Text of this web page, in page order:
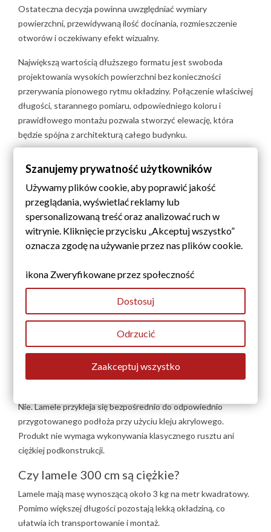
Ostateczna decyzja powinna uwzględniać wymiary
powierzchni, przewidywaną ilość docinania, rozmieszczenie
otworów i oczekiwany efekt wizualny.
Największą wartością dłuższego formatu jest swoboda
projektowania wysokich powierzchni bez konieczności
przerywania pionowego rytmu okładziny. Połączenie właściwej
długości, starannego pomiaru, odpowiedniego koloru i
prawidłowego montażu pozwala stworzyć elewację, która
będzie spójna z architekturą całego budynku.
Sprawdź dostępne warianty o długości 300 cm, porównaj
kolory i dobierz format najlepiej dopasowany do wysokości
Najczęściej zadawane pytania o lamele
elewacyjne 300 cm
Czy lamel elewacyjny 300 cm można
skrócić?
Tak. Lamel można dociąć do wysokości konkretnej powierzchni.
Zgodnie z informacjami producenta materiał można ciąć przy
użyciu noża technicznego. Przed wykonaniem docinki warto
dokładnie sprawdzić wymiar w kilku miejscach.
Czy lamele 300 cm trzeba montować na
Nie. Lamele przykleja się bezpośrednio do odpowiednio
przygotowanego podłoża przy użyciu kleju akrylowego.
Produkt nie wymaga wykonywania klasycznego rusztu ani
ciężkiej podkonstrukcji.
Czy lamele 300 cm są ciężkie?
Lamele mają masę wynoszącą około 3 kg na metr kwadratowy.
Pomimo większej długości pozostają lekką okładziną, co
ułatwia ich transportowanie i montaż.
Szanujemy prywatność użytkowników
Używamy plików cookie, aby poprawić jakość
przeglądania, wyświetlać reklamy lub
spersonalizowaną treść oraz analizować ruch w
witrynie. Kliknięcie przycisku „Akceptuj wszystko”
oznacza zgodę na używanie przez nas plików cookie.
ikona Zweryfikowane przez społeczność
Dostosuj
Odrzucić
Zaakceptuj wszystko